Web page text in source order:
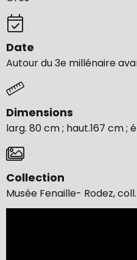
Date
Autour du 3e millénaire
Dimensions
larg. 80 cm ; haut.167 cm ;
Collection
Musée Fenaille- Rodez, coll.